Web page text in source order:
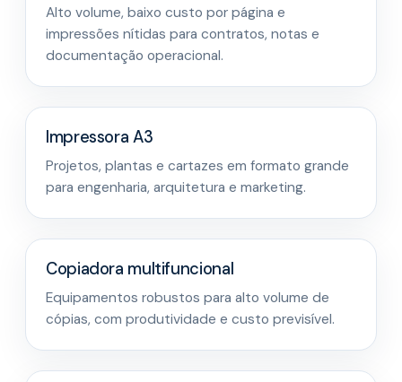
Alto volume, baixo custo por página e
impressões nítidas para contratos, notas e
documentação operacional.
Impressora A3
Projetos, plantas e cartazes em formato grande
para engenharia, arquitetura e marketing.
Copiadora multifuncional
Equipamentos robustos para alto volume de
cópias, com produtividade e custo previsível.